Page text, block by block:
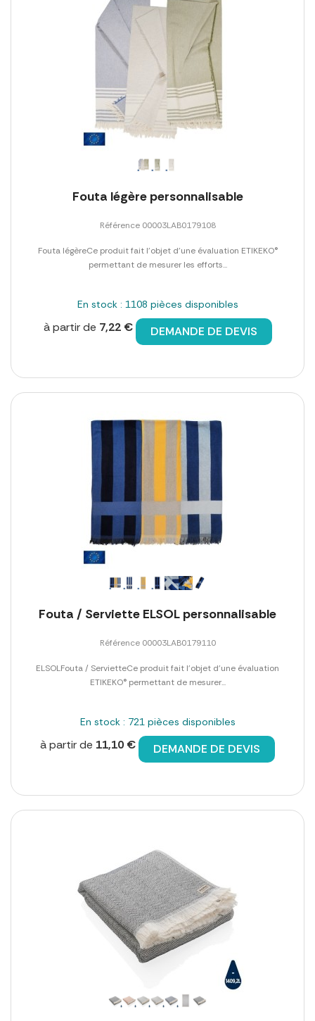
Fouta légère personnalisable
Référence 00003LAB0179108
Fouta légèreCe produit fait l'objet d'une évaluation ETIKEKO®
permettant de mesurer les efforts...
En stock : 1108 pièces disponibles
à partir de 7,22 € DEMANDE DE DEVIS
Fouta / Serviette ELSOL personnalisable
Référence 00003LAB0179110
ELSOLFouta / ServietteCe produit fait l'objet d'une évaluation
ETIKEKO® permettant de mesurer...
En stock : 721 pièces disponibles
à partir de 11,10 € DEMANDE DE DEVIS